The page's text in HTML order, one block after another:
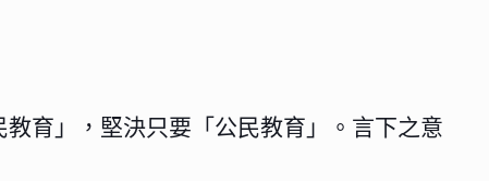
育」，堅決只要「公民教育」。言下之意